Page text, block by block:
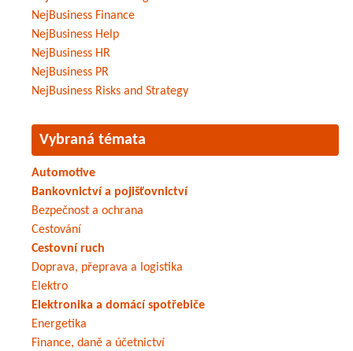
NejBusiness Finance
NejBusiness Help
NejBusiness HR
NejBusiness PR
NejBusiness Risks and Strategy
Vybraná témata
Automotive
Bankovnictví a pojišťovnictví
Bezpečnost a ochrana
Cestování
Cestovní ruch
Doprava, přeprava a logistika
Elektro
Elektronika a domácí spotřebiče
Energetika
Finance, daně a účetnictví